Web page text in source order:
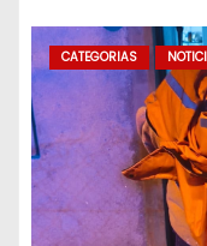
CATEGORIAS